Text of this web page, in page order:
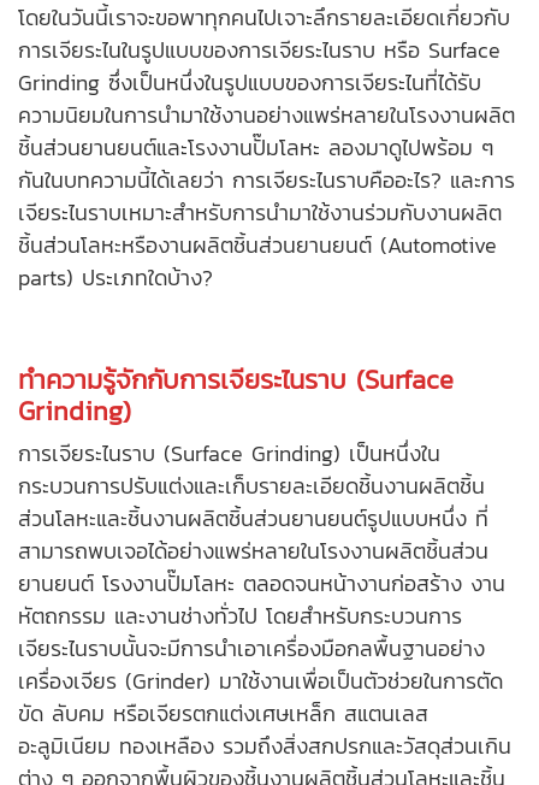
โดยในวันนี้เราจะขอพาทุกคนไปเจาะลึกรายละเอียดเกี่ยวกับ
การเจียระไนในรูปแบบของการเจียระไนราบ หรือ Surface
Grinding ซึ่งเป็นหนึ่งในรูปแบบของการเจียระไนที่ได้รับ
ความนิยมในการนำมาใช้งานอย่างแพร่หลายในโรงงานผลิต
ชิ้นส่วนยานยนต์และโรงงานปั๊มโลหะ ลองมาดูไปพร้อม ๆ
กันในบทความนี้ได้เลยว่า การเจียระไนราบคืออะไร? และการ
เจียระไนราบเหมาะสำหรับการนำมาใช้งานร่วมกับงานผลิต
ชิ้นส่วนโลหะหรืองานผลิตชิ้นส่วนยานยนต์ (Automotive
parts) ประเภทใดบ้าง?
ทำความรู้จักกับการเจียระไนราบ (Surface
Grinding)
การเจียระไนราบ (Surface Grinding) เป็นหนึ่งใน
กระบวนการปรับแต่งและเก็บรายละเอียดชิ้นงานผลิตชิ้น
ส่วนโลหะและชิ้นงานผลิตชิ้นส่วนยานยนต์รูปแบบหนึ่ง ที่
สามารถพบเจอได้อย่างแพร่หลายในโรงงานผลิตชิ้นส่วน
ยานยนต์ โรงงานปั๊มโลหะ ตลอดจนหน้างานก่อสร้าง งาน
หัตถกรรม และงานช่างทั่วไป โดยสำหรับกระบวนการ
เจียระไนราบนั้นจะมีการนำเอาเครื่องมือกลพื้นฐานอย่าง
เครื่องเจียร (Grinder) มาใช้งานเพื่อเป็นตัวช่วยในการตัด
ขัด ลับคม หรือเจียรตกแต่งเศษเหล็ก สแตนเลส
อะลูมิเนียม ทองเหลือง รวมถึงสิ่งสกปรกและวัสดุส่วนเกิน